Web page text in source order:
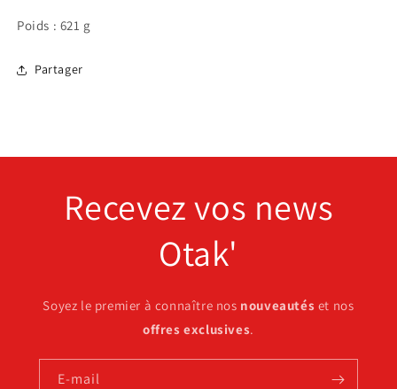
Poids : 621 g
Partager
Recevez vos news
Otak'
Soyez le premier à connaître nos nouveautés et nos
offres exclusives.
E-mail